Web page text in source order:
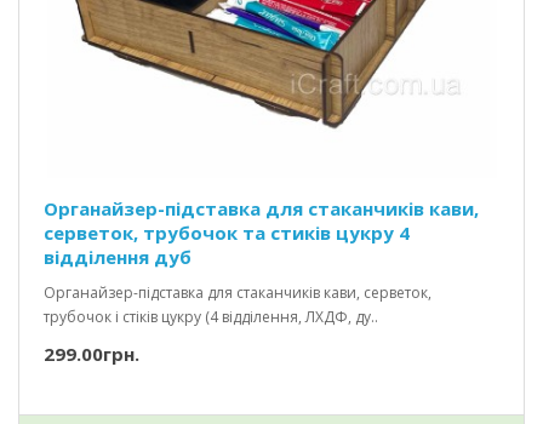
Органайзер-підставка для стаканчиків кави,
серветок, трубочок та стиків цукру 4
відділення дуб
Органайзер-підставка для стаканчиків кави, серветок,
трубочок і стіків цукру (4 відділення, ЛХДФ, ду..
299.00грн.